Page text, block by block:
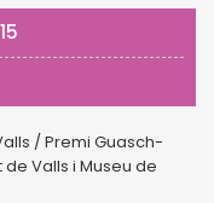
/ Premi Guasch-
Valls i Museu de